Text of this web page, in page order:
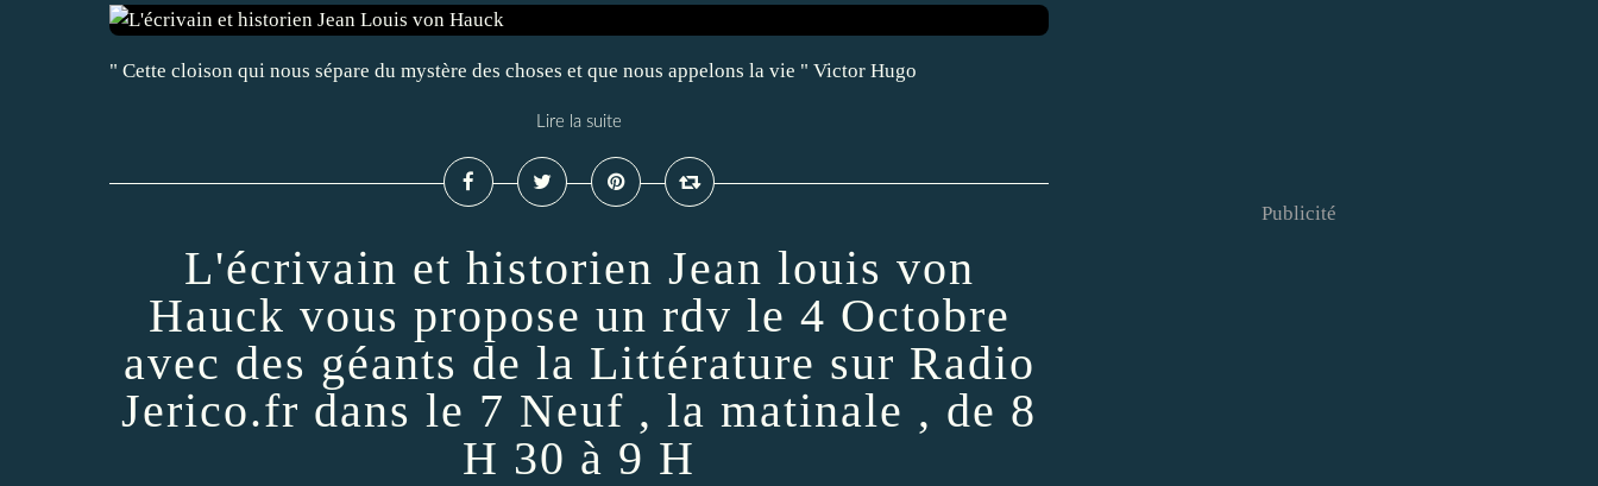
" Cette cloison qui nous sépare du mystère des choses et que nous appelons la vie " Victor Hugo
Lire la suite
L'écrivain et historien Jean louis von
Hauck vous propose un rdv le 4 Octobre
avec des géants de la Littérature sur Radio
Jerico.fr dans le 7 Neuf , la matinale , de 8
H 30 à 9 H
Publicité